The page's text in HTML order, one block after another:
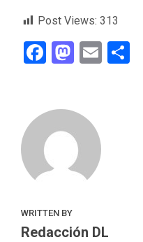
Post Views: 313
Facebook
Email
WRITTEN BY
Redacción DL